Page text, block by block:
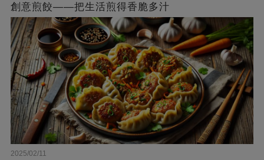
創意煎餃——把生活煎得香脆多汁
2025/02/11